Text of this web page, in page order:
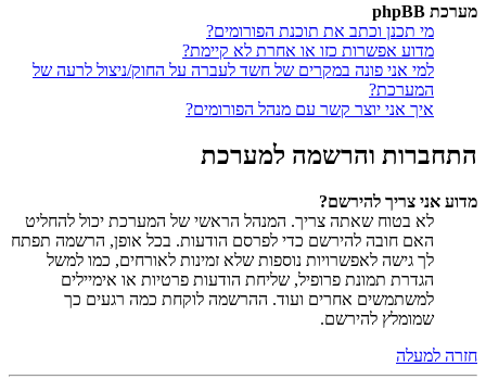
מערכת phpBB
מי תכנן וכתב את תוכנת הפורומים?
מדוע אפשרות כזו או אחרת לא קיימת?
למי אני פונה במקרים של חשד לעברה על החוק/ניצול לרעה של
המערכת?
איך אני יוצר קשר עם מנהל הפורומים?
התחברות והרשמה למערכת
מדוע אני צריך להירשם?
לא בטוח שאתה צריך. המנהל הראשי של המערכת יכול להחליט
האם חובה להירשם כדי לפרסם הודעות. בכל אופן, הרשמה תפתח
לך גישה לאפשרויות נוספות שלא זמינות לאורחים, כמו למשל
הגדרת תמונת פרופיל, שליחת הודעות פרטיות או אימיילים
למשתמשים אחרים ועוד. ההרשמה לוקחת כמה רגעים כך
שמומלץ להירשם.
חזרה למעלה